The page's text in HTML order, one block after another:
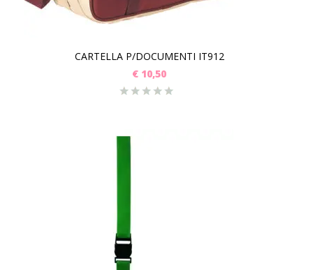
CARTELLA P/DOCUMENTI IT912
€ 10,50